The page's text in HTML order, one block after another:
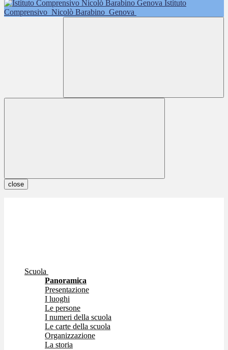
Istituto
Comprensivo Nicolò Barabino Genova
close
Scuola
Panoramica
Presentazione
I luoghi
Le persone
I numeri della scuola
Le carte della scuola
Organizzazione
La storia